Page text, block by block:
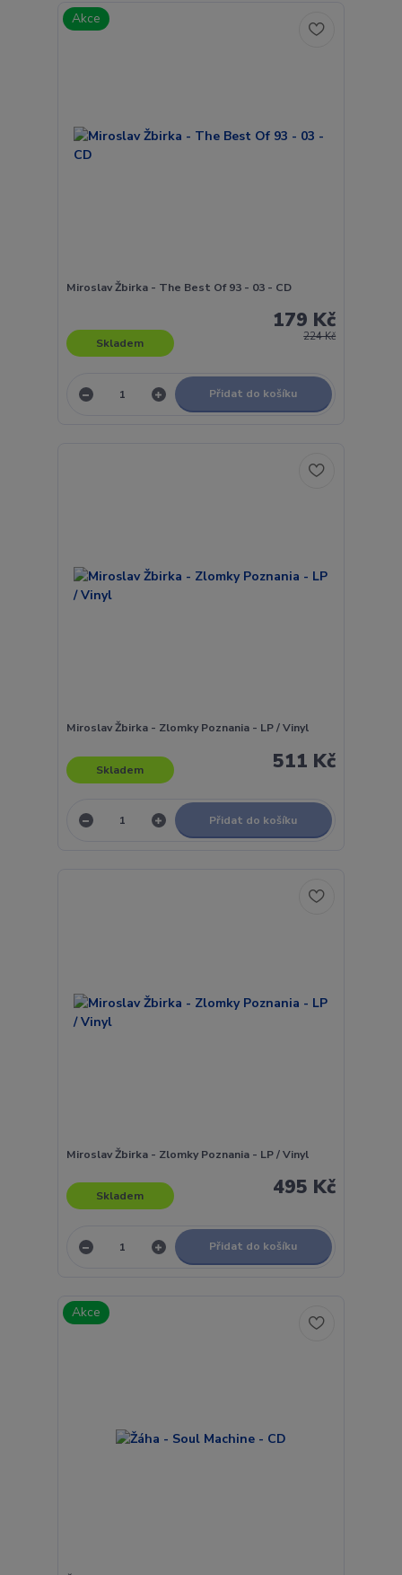
Akce
Miroslav Žbirka - The Best Of 93 - 03 - CD
224 Kč
179 Kč
Skladem
Přidat do košíku
Miroslav Žbirka - Zlomky Poznania - LP / Vinyl
511 Kč
Skladem
Přidat do košíku
Miroslav Žbirka - Zlomky Poznania - LP / Vinyl
495 Kč
Skladem
Přidat do košíku
Akce